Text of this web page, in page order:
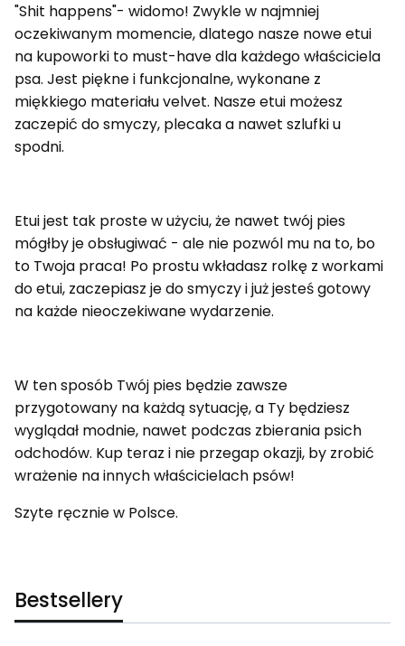
"Shit happens"- widomo! Zwykle w najmniej
oczekiwanym momencie, dlatego nasze nowe etui
na kupoworki to must-have dla każdego właściciela
psa. Jest piękne i funkcjonalne, wykonane z
miękkiego materiału velvet. Nasze etui możesz
zaczepić do smyczy, plecaka a nawet szlufki u
spodni.
Etui jest tak proste w użyciu, że nawet twój pies
mógłby je obsługiwać - ale nie pozwól mu na to, bo
to Twoja praca! Po prostu wkładasz rolkę z workami
do etui, zaczepiasz je do smyczy i już jesteś gotowy
na każde nieoczekiwane wydarzenie.
W ten sposób Twój pies będzie zawsze
przygotowany na każdą sytuację, a Ty będziesz
wyglądał modnie, nawet podczas zbierania psich
odchodów. Kup teraz i nie przegap okazji, by zrobić
wrażenie na innych właścicielach psów!
Szyte ręcznie w Polsce.
Bestsellery